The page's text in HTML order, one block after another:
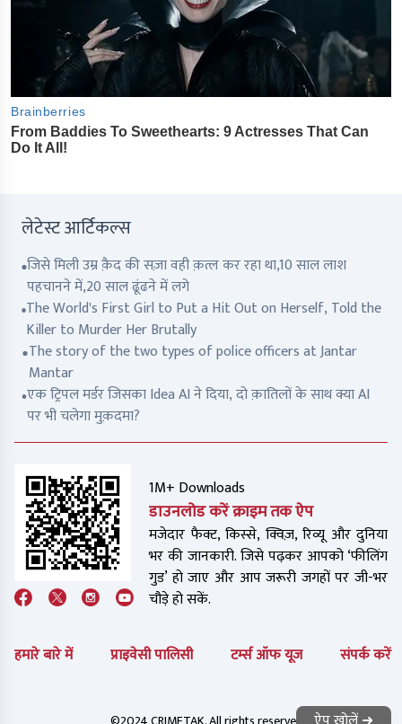
लेटेस्ट आर्टिकल्स
जिसे मिली उम्र क़ैद की सज़ा वही क़त्ल कर रहा था,10 साल लाश
पहचानने में,20 साल ढूंढने में लगे
The World's First Girl to Put a Hit Out on Herself, Told the
Killer to Murder Her Brutally
The story of the two types of police officers at Jantar
Mantar
एक ट्रिपल मर्डर जिसका Idea AI ने दिया, दो क़ातिलों के साथ क्या AI
पर भी चलेगा मुक़दमा?
1M+ Downloads
डाउनलोड करें क्राइम तक ऐप
मजेदार फैक्ट, किस्से, क्विज़, रिव्यू और दुनिया
भर की जानकारी. जिसे पढ़कर आपको ‘फीलिंग
गुड’ हो जाए और आप जरूरी जगहों पर जी-भर
चौड़े हो सकें.
हमारे बारे में प्राइवेसी पालिसी टर्म्स ऑफ यूज संपर्क करें